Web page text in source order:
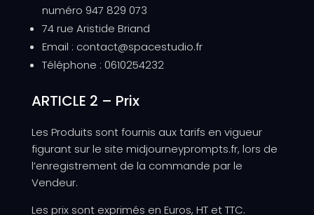
numéro 947 829 073
74 rue Aristide Briand
Email : contact@spacestudio.fr
Téléphone : 0610254232
ARTICLE 2 – Prix
Les Produits sont fournis aux tarifs en vigueur
figurant sur le site midjourneyprompts.fr, lors de
l’enregistrement de la commande par le
Vendeur.
Les prix sont exprimés en Euros, HT et TTC.